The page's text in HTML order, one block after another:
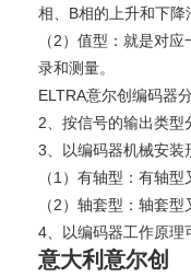
相、B相的上升和下降
（2）值型：就是对
录和测量。
ELTRA意尔创编码器
2、按信号的输出类型
3、以编码器机械安装
（1）有轴型：有轴
（2）轴套型：轴套
4、以编码器工作原理
意大利意尔创